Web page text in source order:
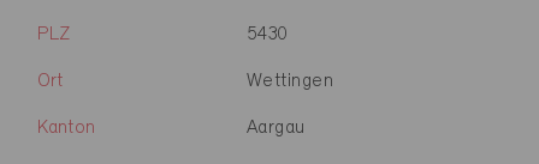
PLZ 5430
Ort Wettingen
Kanton Aargau